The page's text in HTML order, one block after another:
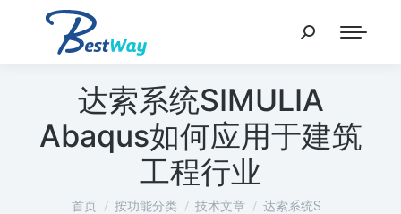
达索系统SIMULIA
Abaqus如何应用于建筑
工程行业
您在这里：
首页 按功能分类 技术文章 达索系统S…